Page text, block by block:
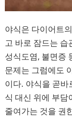
야식은 다이어트
고 바로 잠드는 습
성식도염, 불면증
문제는 그럼에도
이다. 야식을 곧바
식 대신 위에 부담
줄여가는 것을 권